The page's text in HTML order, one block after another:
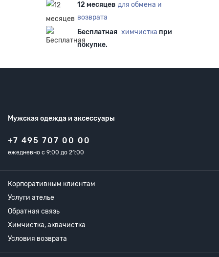
12 месяцев для обмена и
возврата
Бесплатная химчистка при
покупке.
Мужская одежда и аксессуары
+7 495 707 00 00
ежедневно с 9:00 до 21:00
Корпоративным клиентам
Услуги ателье
Обратная связь
Химчистка, аквачистка
Условия возврата